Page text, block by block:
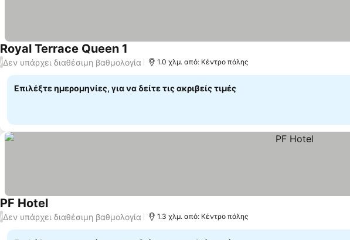
Royal Terrace Queen 1 Εμφάνιση τιμών
/Δεν υπάρχει διαθέσιμη βαθμολογία 1.0 χλμ. από: Κέντρο πόλης
Επιλέξτε ημερομηνίες, για να δείτε τις ακριβείς τιμές
PF HotelΕμφάνιση τιμών
/Δεν υπάρχει διαθέσιμη βαθμολογία 1.3 χλμ. από: Κέντρο πόλης